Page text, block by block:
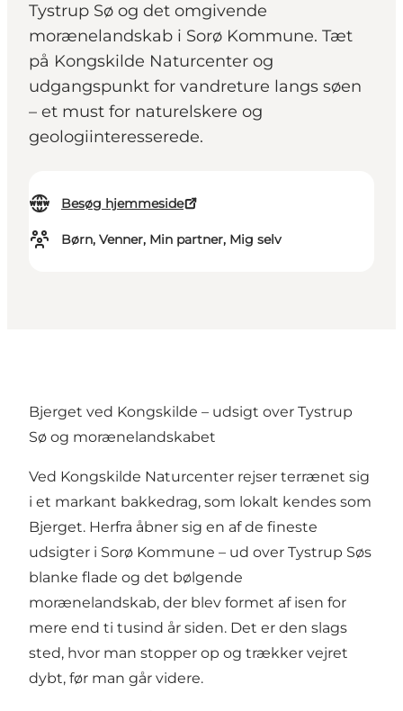
Tystrup Sø og det omgivende
morænelandskab i Sorø Kommune. Tæt
på Kongskilde Naturcenter og
udgangspunkt for vandreture langs søen
– et must for naturelskere og
geologiinteresserede.
Besøg hjemmeside
Børn, Venner, Min partner, Mig selv
Bjerget ved Kongskilde – udsigt over Tystrup
Sø og morænelandskabet
Ved Kongskilde Naturcenter rejser terrænet sig
i et markant bakkedrag, som lokalt kendes som
Bjerget. Herfra åbner sig en af de fineste
udsigter i Sorø Kommune – ud over Tystrup Søs
blanke flade og det bølgende
morænelandskab, der blev formet af isen for
mere end ti tusind år siden. Det er den slags
sted, hvor man stopper op og trækker vejret
dybt, før man går videre.